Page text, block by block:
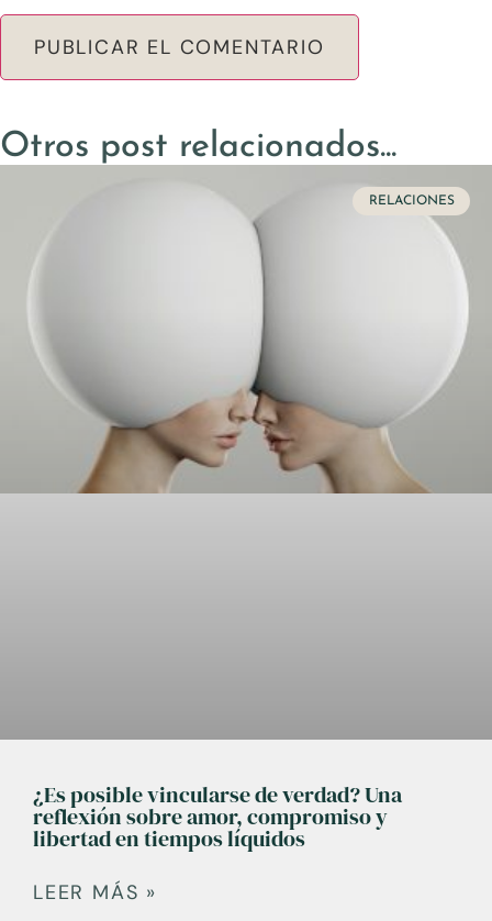
Otros post relacionados...
RELACIONES
¿Es posible vincularse de verdad? Una
reflexión sobre amor, compromiso y
libertad en tiempos líquidos
LEER MÁS »